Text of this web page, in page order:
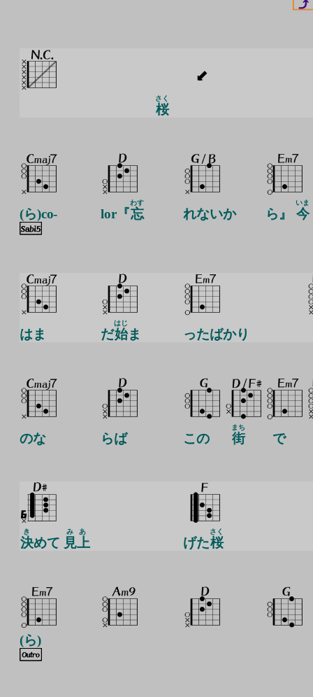
桜
さく
(ら)co- lor『忘
わす
れないか ら』 今
いま
はま だ始
はじ
ま ったばかり
のな らば この 街
まち
で
決
き
めて 見上
みあ
げた桜
さく
(ら)